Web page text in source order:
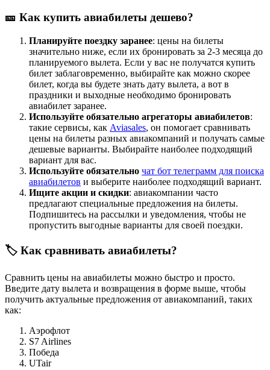
🎫 Как купить авиабилеты дешево?
Планируйте поездку заранее: цены на билеты
значительно ниже, если их бронировать за 2-3 месяца до
планируемого вылета. Если у вас не получатся купить
билет заблаговременно, выбирайте как можно скорее
билет, когда вы будете знать дату вылета, а вот в
праздники и выходные необходимо бронировать
авиабилет заранее.
Используйте обязательно агрегаторы авиабилетов:
такие сервисы, как Aviasales, он помогает сравнивать
цены на билеты разных авиакомпаний и получать самые
дешевые варианты. Выбирайте наиболее подходящий
вариант для вас.
Используйте обязательно чат бот телеграмм для поиска
авиабилетов и выберите наиболее подходящий вариант.
Ищите акции и скидки: авиакомпании часто
предлагают специальные предложения на билеты.
Подпишитесь на рассылки и уведомления, чтобы не
пропустить выгодные варианты для своей поездки.
🏷️ Как сравнивать авиабилеты?
Сравнить цены на авиабилеты можно быстро и просто.
Введите дату вылета и возвращения в форме выше, чтобы
получить актуальные предложения от авиакомпаний, таких
как:
Аэрофлот
S7 Airlines
Победа
UTair